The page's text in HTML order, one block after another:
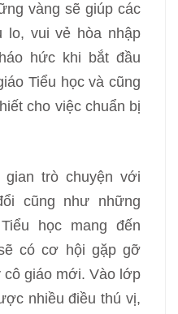
vàng sẽ giúp các
lo, vui vẻ hòa nhập
hức khi bắt đầu
Tiểu học và cũng
cho việc chuẩn bị
trò chuyện với
cũng như những
học mang đến
có cơ hội gặp gỡ
cô giáo mới. Vào lớp
nhiều điều thú vị,